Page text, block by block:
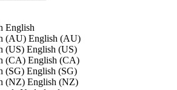
English
English (AU)
English (US)
English (CA)
English (SG)
English (NZ)